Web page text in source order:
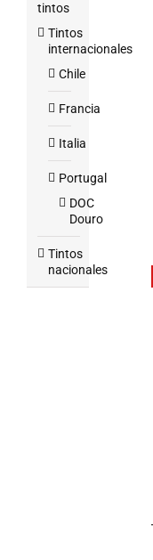
tintos
Tintos
internacionales
Chile
Francia
Italia
Portugal
DOC
Douro
Tintos
nacionales